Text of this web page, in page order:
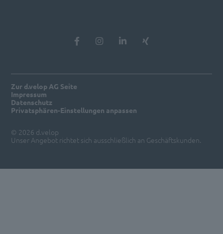
Zur d.velop AG Seite
Impressum
Datenschutz
Privatsphären-Einstellungen anpassen
© 2026 d.velop
Unser Angebot richtet sich ausschließlich an Geschäftskunden.